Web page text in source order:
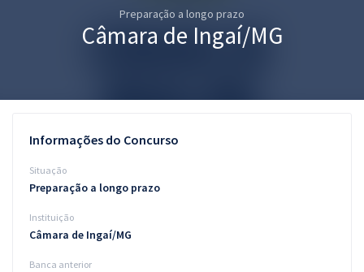
Questões grátis
Blog
Aprovados
Preparação a longo prazo
Câmara de Ingaí/MG
Informações do Concurso
Situação
Preparação a longo prazo
Instituição
Câmara de Ingaí/MG
Banca anterior